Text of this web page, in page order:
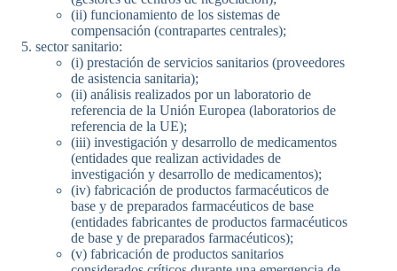
(ii) funcionamiento de los sistemas de
compensación (contrapartes centrales);
sector sanitario:
(i) prestación de servicios sanitarios (proveedores
de asistencia sanitaria);
(ii) análisis realizados por un laboratorio de
referencia de la Unión Europea (laboratorios de
referencia de la UE);
(iii) investigación y desarrollo de medicamentos
(entidades que realizan actividades de
investigación y desarrollo de medicamentos);
(iv) fabricación de productos farmacéuticos de
base y de preparados farmacéuticos de base
(entidades fabricantes de productos farmacéuticos
de base y de preparados farmacéuticos);
(v) fabricación de productos sanitarios